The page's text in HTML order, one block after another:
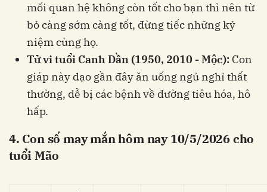
mối quan hệ không còn tốt cho bạn thì nên từ
bỏ càng sớm càng tốt, đừng tiếc những kỷ
niệm cùng họ.
Tử vi tuổi Canh Dần (1950, 2010 - Mộc): Con
giáp này dạo gần đây ăn uống ngủ nghỉ thất
thường, dễ bị các bệnh về đường tiêu hóa, hô
hấp.
4. Con số may mắn hôm nay 10/5/2026 cho
tuổi Mão